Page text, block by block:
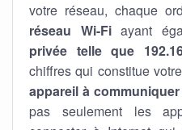
votre réseau, chaque
réseau Wi-Fiayant
privée telle que
chiffres qui constitue votre
appareil à communiquer
pas seulement les